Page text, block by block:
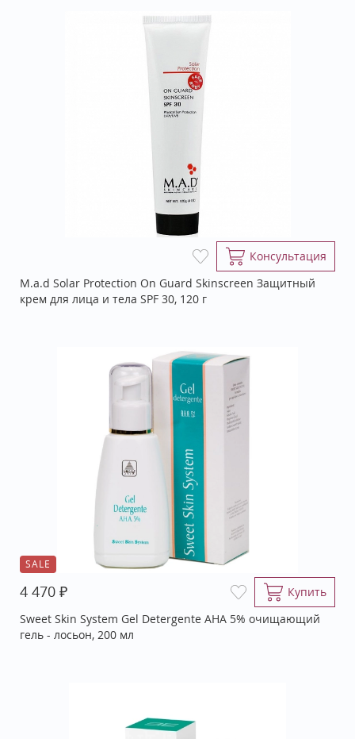
Консультация
M.a.d Solar Protection On Guard Skinscreen Защитный
крем для лица и тела SPF 30, 120 г
SALE
4 470 ₽
Купить
Sweet Skin System Gel Detergente AHA 5% очищающий
гель - лосьон, 200 мл